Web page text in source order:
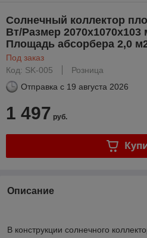
Солнечный коллектор
Вт/Размер 2070x1070х103
Площадь абсорбера 2,0
Под заказ
Код: SK-005
Розница
Отправка с 19 августа 2026
1 497 руб.
Описание
В конструкции солнечного